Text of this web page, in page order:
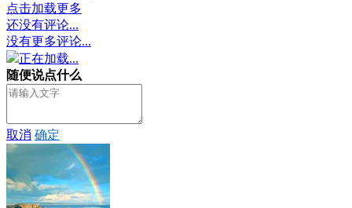
点击加载更多
还没有评论...
没有更多评论...
正在加载...
随便说点什么
取消 确定